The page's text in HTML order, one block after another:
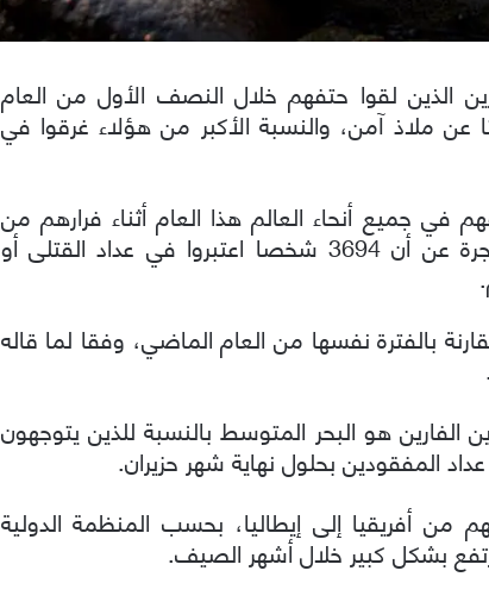
الذين لقوا حتفهم خلال النصف الأول من العام
عن ملاذ آمن، والنسبة الأكبر من هؤلاء غرقوا في
3600 مهاجر لقوا حتفهم في جميع أنحاء العالم هذا العام أثناء فرارهم من
بلدانهم. وكشفت تحقيقات للمنظمة الدولية للهجرة عن أن 3694 شخصا اعتبروا في عداد القتلى أو
هذا الرقم بنسبة 18بالمائة مقارنة بالفترة نفسها من العام الماضي، وفقا لما قاله
الفارين هو البحر المتوسط بالنسبة للذين يتوجهون
شخص) في طريقهم من أفريقيا إلى إيطاليا، بحسب المنظمة الدولية
بشكل كبير خلال أشهر الصيف.